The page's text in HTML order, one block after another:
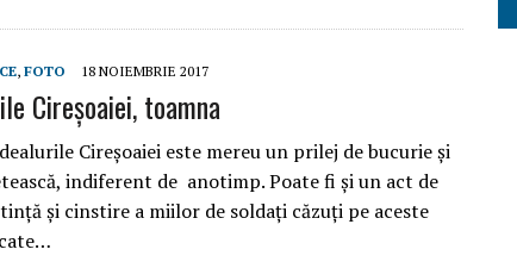
, FOTO 18 NOIEMBRIE 2017
Cireșoaiei, toamna
Cireșoaiei este mereu un prilej de bucurie și
indiferent de anotimp. Poate fi și un act de
și cinstire a miilor de soldați căzuți pe aceste